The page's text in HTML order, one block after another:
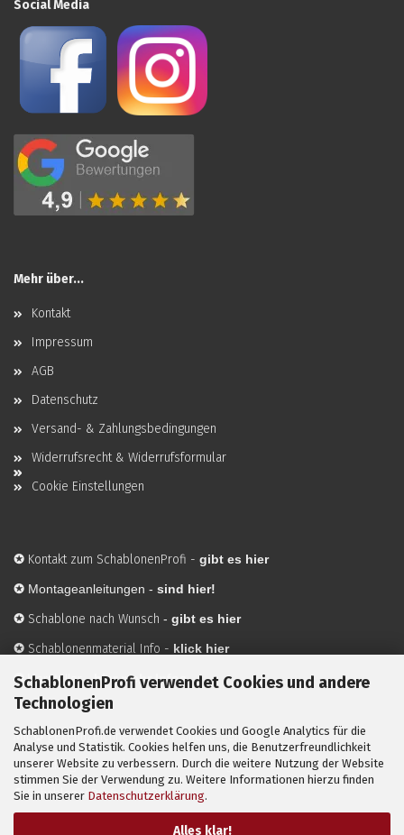
SchablonenProfi verwendet Cookies und andere
Technologien
SchablonenProfi.de verwendet Cookies und Google Analytics für die
Analyse und Statistik. Cookies helfen uns, die Benutzerfreundlichkeit
unserer Website zu verbessern. Durch die weitere Nutzung der Website
stimmen Sie der Verwendung zu. Weitere Informationen hierzu finden
Sie in unserer Datenschutzerklärung.
Alles klar!
Social Media
Mehr über...
Kontakt
Impressum
AGB
Datenschutz
Versand- & Zahlungsbedingungen
Widerrufsrecht & Widerrufsformular
Cookie Einstellungen
✪ Kontakt zum SchablonenProfi - gibt es hier
✪ Montageanleitungen - sind hier!
✪ Schablone nach Wunsch - gibt es hier
✪ Schablonenmaterial Info - klick hier
✪Hersteller-hier mehr Infos
Mit ✪ gekennzeichnete Bilder sind KI-generierte
Anwendungsbeispiele zur Visualisierung der Motive.
© SchablonenProfi.de2026